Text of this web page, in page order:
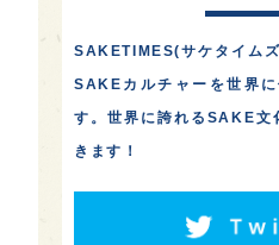
SAKETIMES(サケタイム
SAKEカルチャーを世界
す。世界に誇れるSAKE文
きます！